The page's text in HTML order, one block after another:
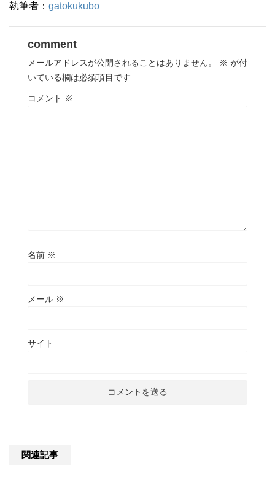
執筆者： gatokukubo
comment
メールアドレスが公開されることはありません。 ※ が付
いている欄は必須項目です
コメント ※
名前 ※
メール ※
サイト
関連記事